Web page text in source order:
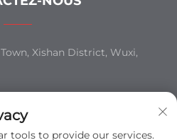
Xishan District, Wuxi,
tools to provide our services.